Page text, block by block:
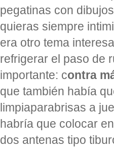
pegatinas con
quieras siempre
era otro tema
refrigerar el paso de
importante: contra
que también había
limpiaparabrisas a
habría que colocar
dos antenas tipo